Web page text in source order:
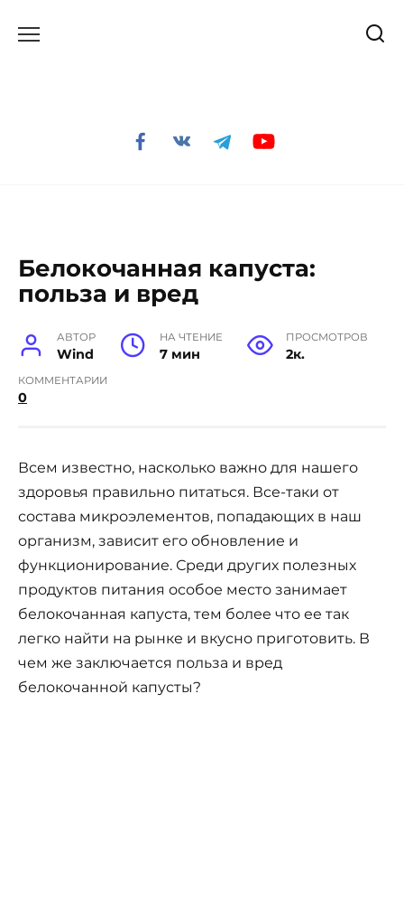
Белокочанная капуста:
польза и вред
АВТОР
Wind
НА ЧТЕНИЕ
7 мин
ПРОСМОТРОВ
2к.
КОММЕНТАРИИ
0
Всем известно, насколько важно для нашего
здоровья правильно питаться. Все-таки от
состава микроэлементов, попадающих в наш
организм, зависит его обновление и
функционирование. Среди других полезных
продуктов питания особое место занимает
белокочанная капуста, тем более что ее так
легко найти на рынке и вкусно приготовить. В
чем же заключается польза и вред
белокочанной капусты?